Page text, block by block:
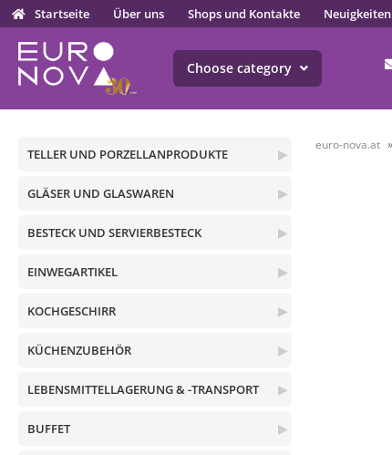
Startseite Über uns Shops und Kontakte Neuigkeiten
Choose category
▶
TELLER UND PORZELLANPRODUKTE
▶
GLÄSER UND GLASWAREN
▶
BESTECK UND SERVIERBESTECK
▶
EINWEGARTIKEL
▶
KOCHGESCHIRR
▶
KÜCHENZUBEHÖR
▶
LEBENSMITTELLAGERUNG & -TRANSPORT
▶
BUFFET
euro-nova.at